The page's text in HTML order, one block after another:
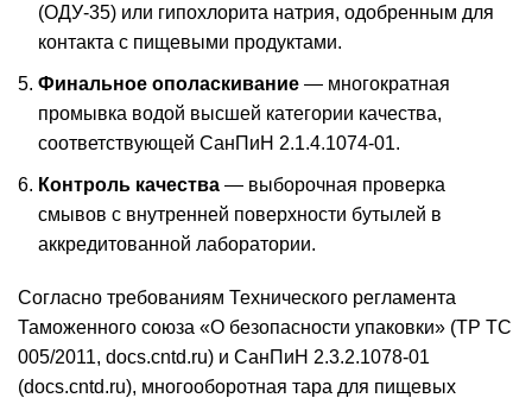
(ОДУ-35) или гипохлорита натрия, одобренным для
контакта с пищевыми продуктами.
Финальное ополаскивание — многократная
промывка водой высшей категории качества,
соответствующей СанПиН 2.1.4.1074-01.
Контроль качества — выборочная проверка
смывов с внутренней поверхности бутылей в
аккредитованной лаборатории.
Согласно требованиям Технического регламента
Таможенного союза «О безопасности упаковки» (ТР ТС
005/2011, docs.cntd.ru) и СанПиН 2.3.2.1078-01
(docs.cntd.ru), многооборотная тара для пищевых